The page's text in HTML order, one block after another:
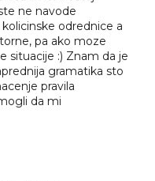
ne navode
odrednice a
pa ako moze
situacije :) Znam da je
gramatika sto
pravila
da mi